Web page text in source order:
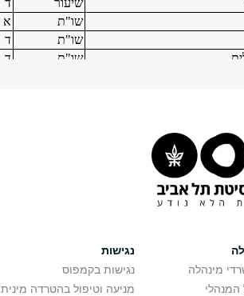
מינהלה
המנהלי
נגישות
נגישות בקמפוס
מניעה וטיפול בהטרדה מינית